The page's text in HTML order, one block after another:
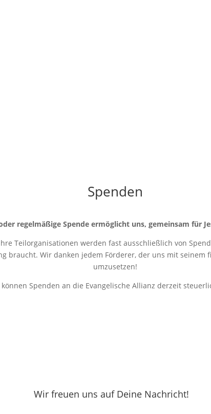
Spenden
regelmäßige Spende ermöglicht uns, gemeinsam für
Teilorganisationen werden fast ausschließlich von
braucht. Wir danken jedem Förderer, der uns mit
umzusetzen!
Spenden an die Evangelische Allianz derzeit
Wir freuen uns auf Deine Nachricht!